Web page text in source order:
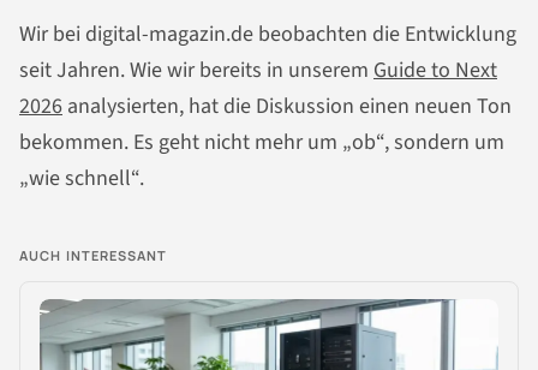
Wir bei digital-magazin.de beobachten die Entwicklung
seit Jahren. Wie wir bereits in unserem Guide to Next
2026 analysierten, hat die Diskussion einen neuen Ton
bekommen. Es geht nicht mehr um „ob“, sondern um
„wie schnell“.
AUCH INTERESSANT